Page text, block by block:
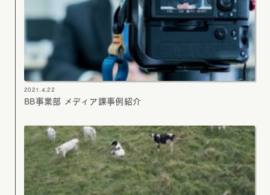
2021.4.22
BB事業部 メディア課事例紹介